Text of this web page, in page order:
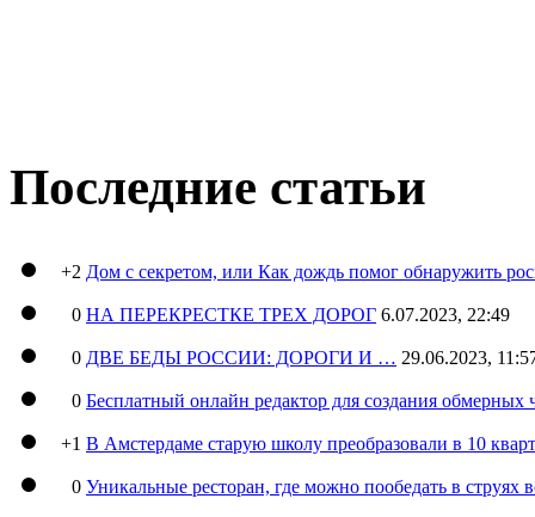
Последние статьи
+2 Дом с секретом, или Как дождь помог обнаружить
0 НА ПЕРЕКРЕСТКЕ ТРЕХ ДОРОГ 6.07.2023, 22:49
0 ДВЕ БЕДЫ РОССИИ: ДОРОГИ И … 29.06.2023,
0 Бесплатный онлайн редактор для создания обмерных
+1 В Амстердаме старую школу преобразовали в 10
0 Уникальные ресторан, где можно пообедать в струях